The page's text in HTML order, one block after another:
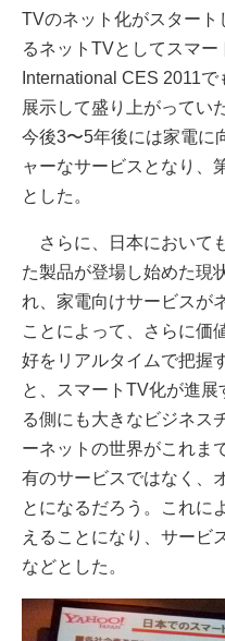
TVのネット化がスタート
るネットTVとしてスマ
International CES 2011
展示して盛り上がってい
今後3〜5年後には家電に
ャーなサービスとなり、
とした。
さらに、日本において
た製品が登場し始めた現
れ、家電向けサービスが
ことによって、さらに価
好をリアルタイムで把握
と、スマートTV化が進
る側にも大きなビジネス
ーネットの世界がこれま
有のサービスではなく、
とになるだろう。これに
えることになり、サービ
などとした。